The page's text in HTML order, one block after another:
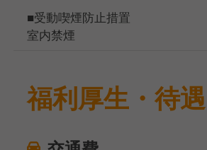
■受動喫煙防止措置
室内禁煙
福利厚生・待遇